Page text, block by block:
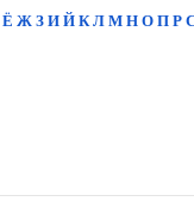
Ё Ж З И Й К Л М Н О П Р